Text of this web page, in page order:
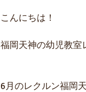
こんにちは！
福岡天神の幼児教室
6月のレクルン福岡